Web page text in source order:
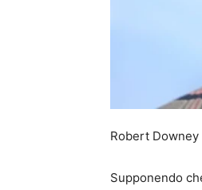
Robert
Supponendo